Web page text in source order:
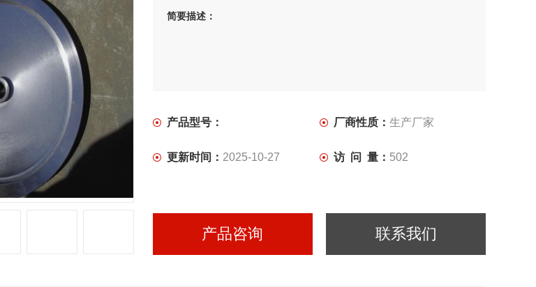
简要描述：
产品型号： 厂商性质： 生产厂家
更新时间： 2025-10-27 访 问 量： 502
产品咨询 联系我们